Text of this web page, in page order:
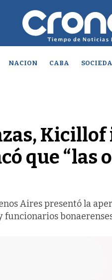
NACION CABA
que “las
Aires presentó la
funcionarios